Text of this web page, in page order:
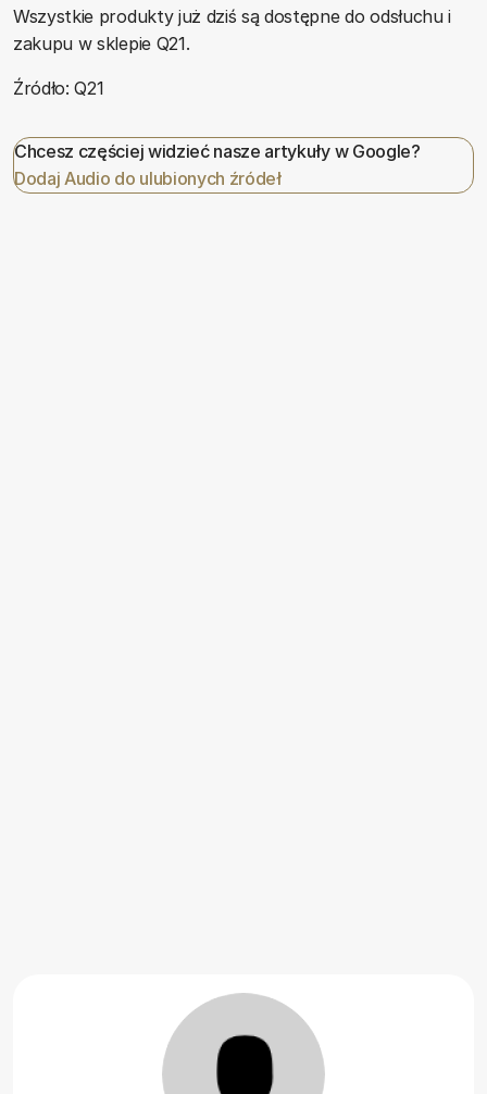
Wszystkie produkty już dziś są dostępne do odsłuchu i
zakupu w sklepie Q21.
Źródło: Q21
Chcesz częściej widzieć nasze artykuły w Google?
Dodaj Audio do ulubionych źródeł